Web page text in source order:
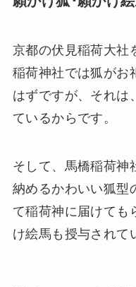
京都の伏見稲荷大社
稲荷神社では狐がお
はずですが、それは
ているからです。
そして、馬橋稲荷神
納めるかわいい狐型
て稲荷神に届けても
け絵馬も授与されて